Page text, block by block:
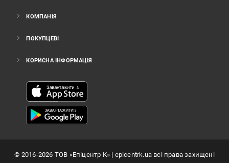
КОМПАНІЯ
ПОКУПЦЕВІ
КОРИСНА ІНФОРМАЦІЯ
© 2016-2026 ТОВ «Епіцентр К»| epicentrk.ua всі права захищені